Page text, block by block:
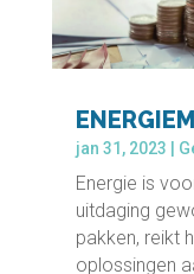
jan 31, 2023
Energie is
uitdaging
pakken, reikt
oplossingen